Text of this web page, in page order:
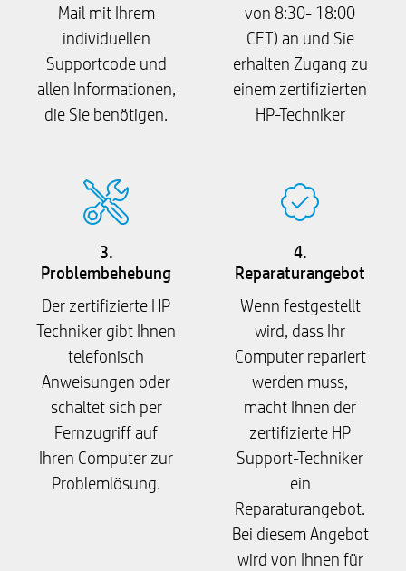
Mail mit Ihrem
individuellen
Supportcode und
allen Informationen,
die Sie benötigen.
von 8:30- 18:00
CET) an und Sie
erhalten Zugang zu
einem zertifizierten
HP-Techniker
3.
Problembehebung
Der zertifizierte HP
Techniker gibt Ihnen
telefonisch
Anweisungen oder
schaltet sich per
Fernzugriff auf
Ihren Computer zur
Problemlösung.
4.
Reparaturangebot
Wenn festgestellt
wird, dass Ihr
Computer repariert
werden muss,
macht Ihnen der
zertifizierte HP
Support-Techniker
ein
Reparaturangebot.
Bei diesem Angebot
wird von Ihnen für